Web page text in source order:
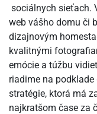
sociálnych sieťach.
web vášho domu či
dizajnovým
kvalitnými
emócie a túžbu
riadime na
stratégie, ktorá má
najkratšom čase za